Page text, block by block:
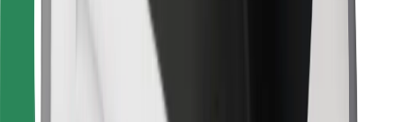
¡Conseguí un viaje en minutos!
Descargar la app de Bolt